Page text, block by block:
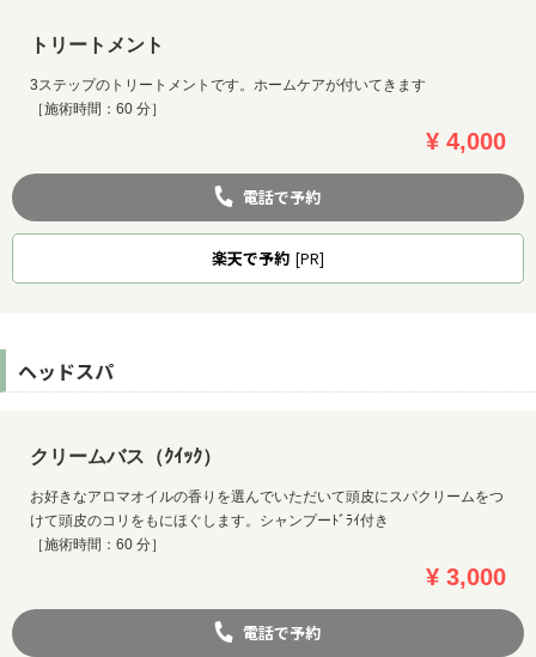
トリートメント
3ステップのトリートメントです。ホームケアが付いてきます
［施術時間：60 分］
¥ 4,000
電話で予約
楽天で予約 [PR]
ヘッドスパ
クリームバス（ｸｲｯｸ）
お好きなアロマオイルの香りを選んでいただいて頭皮にスパクリームをつ
けて頭皮のコリをもにほぐします。シャンプーﾄﾞﾗｲ付き
［施術時間：60 分］
¥ 3,000
電話で予約